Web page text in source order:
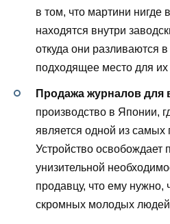
в том, что мартини нигде
находятся внутри
откуда они разливаются
подходящее место для их
Продажа журналов для
производство в Японии,
является одной из
Устройство освобождает
унизительной
продавцу, что ему нужно,
скромных молодых